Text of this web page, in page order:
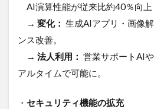
AI演算性能が従来比約40％向上
→ 変化： 生成AIアプリ・画像
ンス改善。
→ 法人利用： 営業サポートAI
アルタイムで可能に。
・ セキュリティ機能の拡充